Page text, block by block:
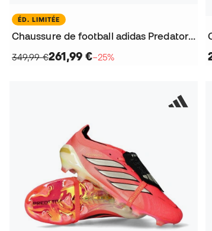
ÉD. LIMITÉE
Chaussure de football adidas Predator Elite FT FG Wales Bonner
349,99 €261,99 €−25%